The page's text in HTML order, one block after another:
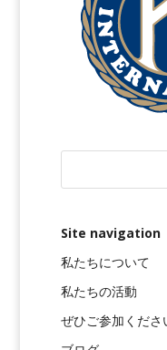
Site navigation
私たちについて
私たちの活動
ぜひご参加くださ